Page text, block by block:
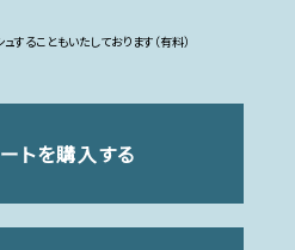
ることもいたしております（有料）
トを購入する